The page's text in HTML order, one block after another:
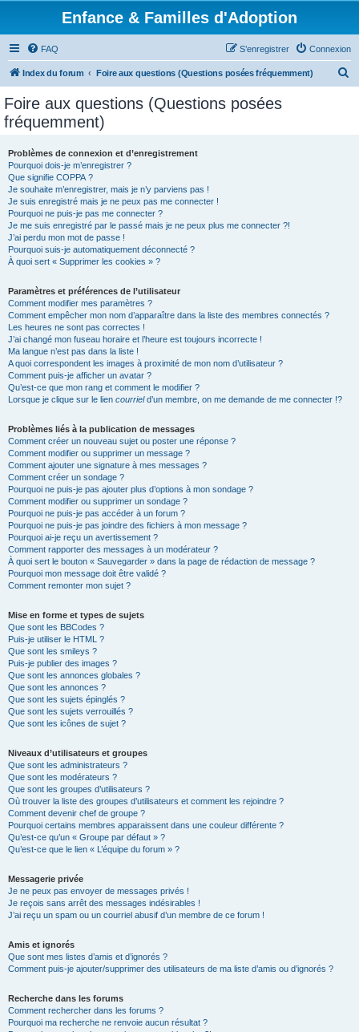
Enfance & Familles d'Adoption
FAQ Connexion
S’enregistrer
Index du forum Foire aux questions (Questions posées fréquemment)
Foire aux questions (Questions posées
fréquemment)
Problèmes de connexion et d’enregistrement
Pourquoi dois-je m’enregistrer ?
Que signifie COPPA ?
Je souhaite m’enregistrer, mais je n’y parviens pas !
Je suis enregistré mais je ne peux pas me connecter !
Pourquoi ne puis-je pas me connecter ?
Je me suis enregistré par le passé mais je ne peux plus me connecter ?!
J’ai perdu mon mot de passe !
Pourquoi suis-je automatiquement déconnecté ?
À quoi sert « Supprimer les cookies » ?
Paramètres et préférences de l’utilisateur
Comment modifier mes paramètres ?
Comment empêcher mon nom d’apparaître dans la liste des membres connectés ?
Les heures ne sont pas correctes !
J’ai changé mon fuseau horaire et l’heure est toujours incorrecte !
Ma langue n’est pas dans la liste !
A quoi correspondent les images à proximité de mon nom d’utilisateur ?
Comment puis-je afficher un avatar ?
Qu’est-ce que mon rang et comment le modifier ?
Lorsque je clique sur le lien courrield’un membre, on me demande de me connecter !?
Problèmes liés à la publication de messages
Comment créer un nouveau sujet ou poster une réponse ?
Comment modifier ou supprimer un message ?
Comment ajouter une signature à mes messages ?
Comment créer un sondage ?
Pourquoi ne puis-je pas ajouter plus d’options à mon sondage ?
Comment modifier ou supprimer un sondage ?
Pourquoi ne puis-je pas accéder à un forum ?
Pourquoi ne puis-je pas joindre des fichiers à mon message ?
Pourquoi ai-je reçu un avertissement ?
Comment rapporter des messages à un modérateur ?
À quoi sert le bouton « Sauvegarder » dans la page de rédaction de message ?
Pourquoi mon message doit être validé ?
Comment remonter mon sujet ?
Mise en forme et types de sujets
Que sont les BBCodes ?
Puis-je utiliser le HTML ?
Que sont les smileys ?
Puis-je publier des images ?
Que sont les annonces globales ?
Que sont les annonces ?
Que sont les sujets épinglés ?
Que sont les sujets verrouillés ?
Que sont les icônes de sujet ?
Niveaux d’utilisateurs et groupes
Que sont les administrateurs ?
Que sont les modérateurs ?
Que sont les groupes d’utilisateurs ?
Où trouver la liste des groupes d’utilisateurs et comment les rejoindre ?
Comment devenir chef de groupe ?
Pourquoi certains membres apparaissent dans une couleur différente ?
Qu’est-ce qu’un « Groupe par défaut » ?
Qu’est-ce que le lien « L’équipe du forum » ?
Messagerie privée
Je ne peux pas envoyer de messages privés !
Je reçois sans arrêt des messages indésirables !
J’ai reçu un spam ou un courriel abusif d’un membre de ce forum !
Amis et ignorés
Que sont mes listes d’amis et d’ignorés ?
Comment puis-je ajouter/supprimer des utilisateurs de ma liste d’amis ou d’ignorés ?
Recherche dans les forums
Comment rechercher dans les forums ?
Pourquoi ma recherche ne renvoie aucun résultat ?